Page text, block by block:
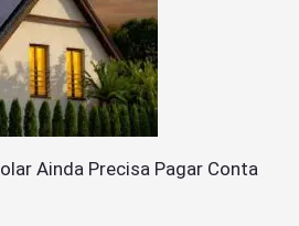
Ainda Precisa Pagar Conta